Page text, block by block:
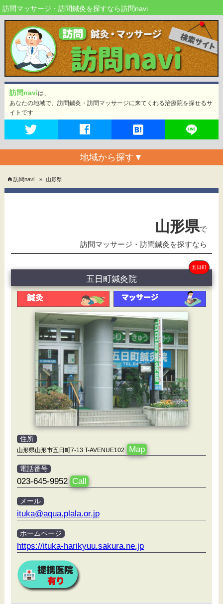
訪問マッサージ・訪問鍼灸を探すなら訪問navi
訪問naviは、
あなたの地域で、訪問鍼灸・訪問マッサージに来てくれる治療院を探せるサ
イトです
地域から探す ▼
訪問navi » 山形県
山形県で
訪問マッサージ・訪問鍼灸を探すなら
五日町
五日町鍼灸院
住所
山形県山形市五日町7-13 T-AVENUE102 Map
電話番号
023-645-9952 Call
メール
ituka@aqua.plala.or.jp
ホームページ
https://ituka-harikyuu.sakura.ne.jp